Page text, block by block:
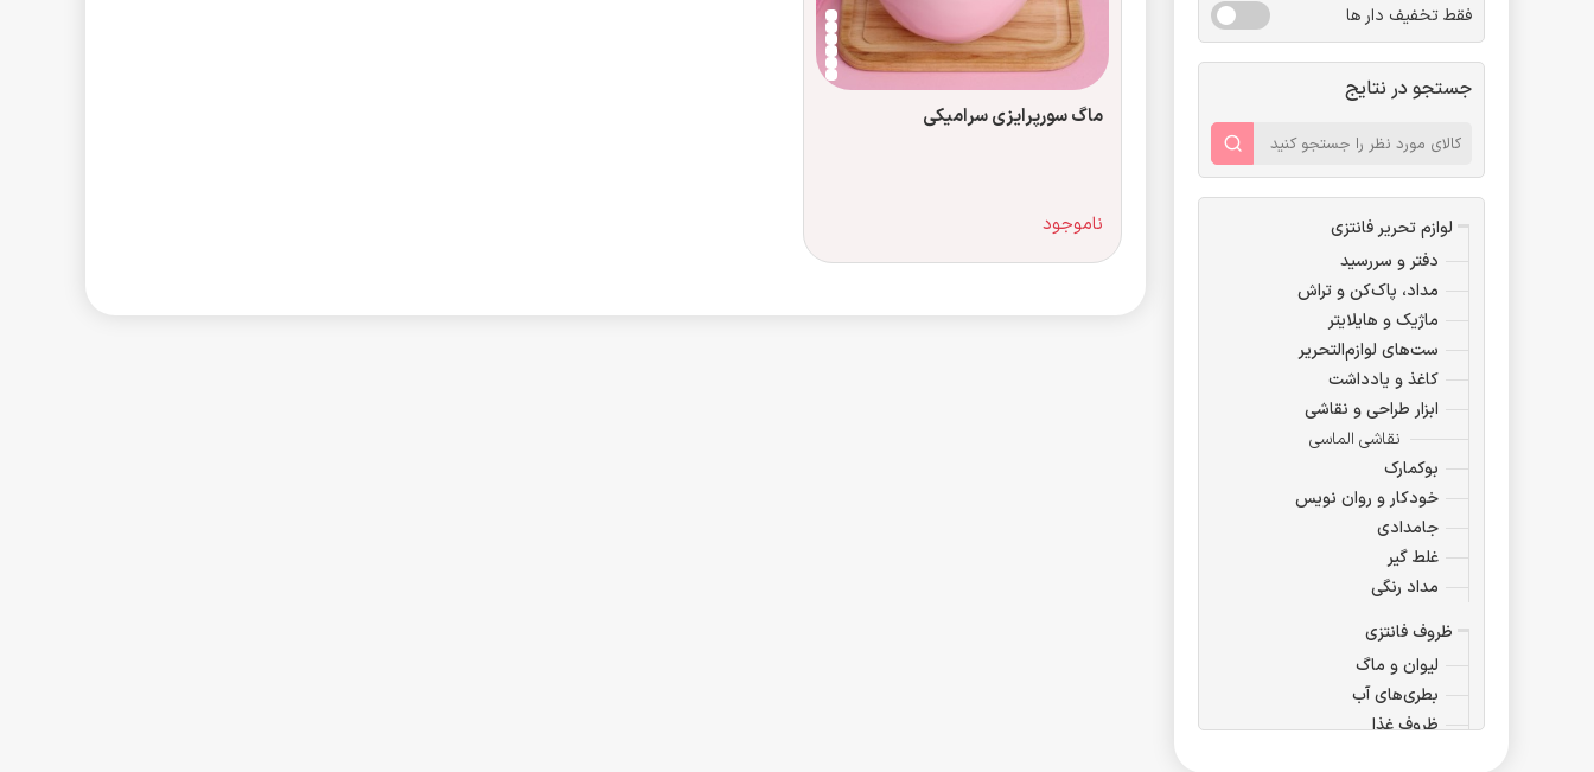
فقط تخفیف دار ها
جستجو در نتایج
لوازم تحریر فانتزی
دفتر و سررسید
مداد، پاک‌کن و تراش
ماژیک و هایلایتر
ست‌های لوازم‌التحریر
کاغذ و یادداشت
ابزار طراحی و نقاشی
نقاشی الماسی
بوکمارک
خودکار و روان نویس
جامدادی
غلط گیر
مداد رنگی
ظروف فانتزی
لیوان و ماگ
بطری‌های آب
ظروف غذا
ماگ سورپرایزی سرامیکی
ناموجود